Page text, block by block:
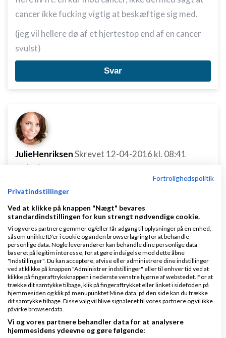
cancer ikke fucking vigtig at beskæftige sig med.
(jeg vil hellere dø af et hjertestop end af en cancer
svulst)
Svar
JulieHenriksenSkrevet 12-04-2016 kl. 08:41
Hjerte- og karsykdommer står for 30 prosent av
alle dødsfall her i Norge (12.000 av 40.000).
Dette er derfor svært spennende nyheter!
Husk at man allerede kan begrense og reversere
utviklingen av hjerte- og karsykdommer ved å gå
over fra et dyrebasert til et plantebasert kosthold.
Svar
Fortrolighedspolitik
Privatindstillinger
Ved at klikke på knappen "Nægt" bevares
standardindstillingen for kun strengt nødvendige cookie.
Vi og vores partnere gemmer og/eller får adgang til oplysninger på en enhed,
såsom unikke ID'er i cookie og anden browserlagring for at behandle
personlige data. Nogle leverandører kan behandle dine personlige data
baseret på legitim interesse, for at gøre indsigelse mod dette åbne
"Indstillinger". Du kan acceptere, afvise eller administrere dine indstillinger
ved at klikke på knappen "Administrer indstillinger" eller til enhver tid ved at
klikke på fingeraftryksknappen i nederste venstre hjørne af webstedet. For at
trække dit samtykke tilbage, klik på fingeraftrykket eller linket i sidefoden på
hjemmesiden og klik på menupunktet Mine data, på den side kan du trække
dit samtykke tilbage. Disse valg vil blive signaleret til vores partnere og vil ikke
påvirke browserdata.
Vi og vores partnere behandler data for at analysere
hjemmesidens ydeevne og gøre følgende: